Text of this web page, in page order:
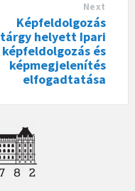
Next
Képfeldolgozás
tárgy helyett Ipari
képfeldolgozás és
képmegjelenítés
elfogadtatása